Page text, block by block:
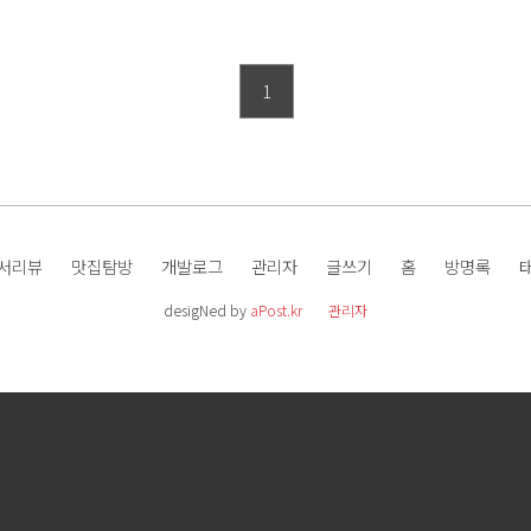
1
리뷰 맛집탐방 개발로그 관리자 글쓰기 홈 방명록
desigNed by aPost.kr 관리자